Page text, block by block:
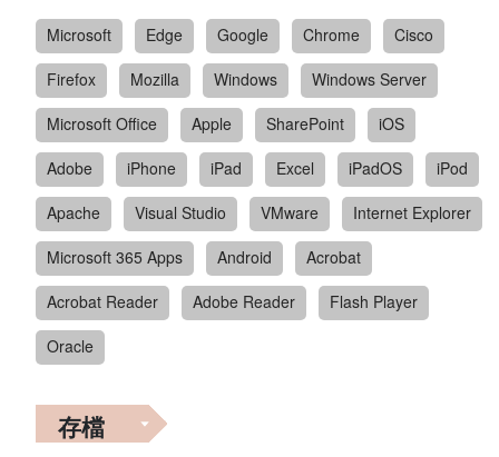
Microsoft Edge Google Chrome
Cisco
Firefox
Mozilla Windows
Windows Server
Microsoft Office
Apple SharePoint
iOS
Adobe
iPhone iPad Excel iPadOS
iPod
Apache
Visual Studio VMware
Internet Explorer
Microsoft 365 Apps
Android
Acrobat
Acrobat Reader
Adobe Reader
Flash Player
Oracle
存檔